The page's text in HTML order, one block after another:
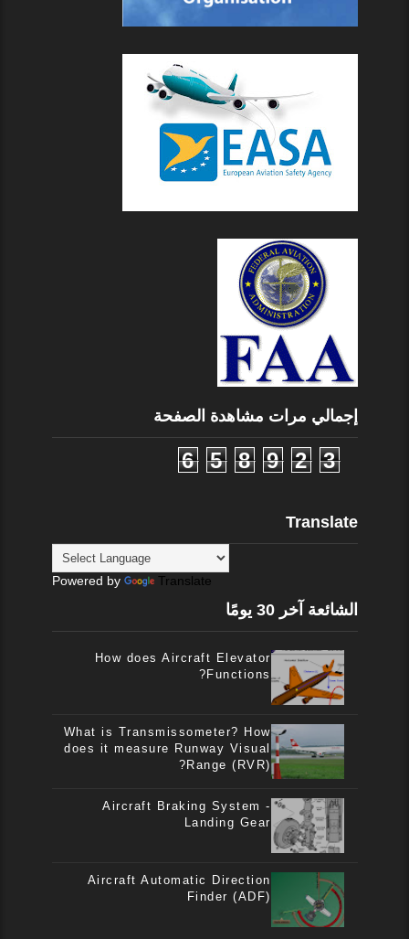
إجمالي مرات مشاهدة الصفحة
6 5 8 9 2 3
Translate
Powered by Translate
الشائعة آخر 30 يومًا
How does Aircraft Elevator
Functions?
What is Transmissometer? How
does it measure Runway Visual
Range (RVR)?
Aircraft Braking System -
Landing Gear
Aircraft Automatic Direction
Finder (ADF)